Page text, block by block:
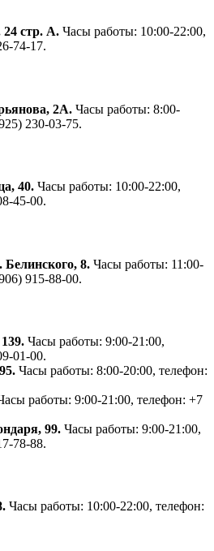
стр. А. Часы работы: 10:00-22:00,
74-17.
2А. Часы работы: 8:00-
230-03-75.
40. Часы работы: 10:00-22:00,
45-00.
8. Часы работы: 11:00-
915-88-00.
Часы работы: 9:00-21:00,
01-00.
Часы работы: 8:00-20:00, телефон:
работы: 9:00-21:00, телефон: +7
99. Часы работы: 9:00-21:00,
78-88.
Часы работы: 10:00-22:00, телефон: